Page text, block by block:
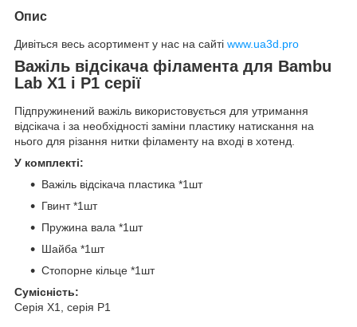
Опис
Дивіться весь асортимент у нас на сайті www.ua3d.pro
Важіль відсікача філамента для Bambu
Lab X1 і P1 серії
Підпружинений важіль використовується для утримання
відсікача і за необхідності заміни пластику натискання на
нього для різання нитки філаменту на вході в хотенд.
У комплекті:
Важіль відсікача пластика *1шт
Гвинт *1шт
Пружина вала *1шт
Шайба *1шт
Стопорне кільце *1шт
Сумісність:
Серія X1, серія P1